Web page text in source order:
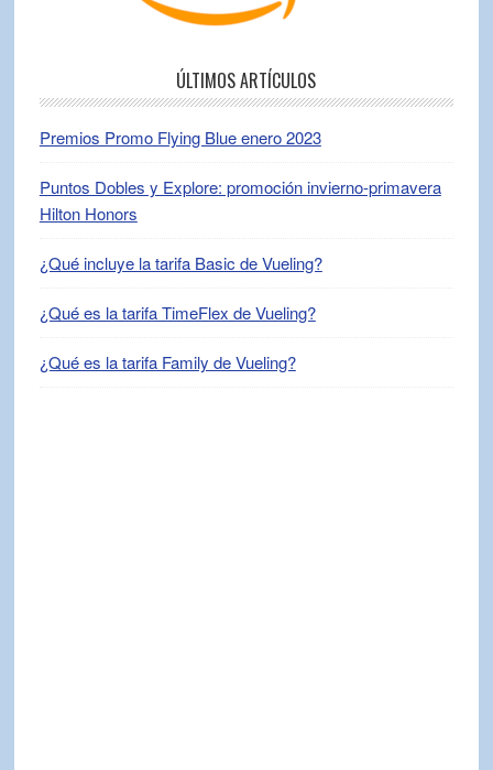
ÚLTIMOS ARTÍCULOS
Premios Promo Flying Blue enero 2023
Puntos Dobles y Explore: promoción invierno-primavera
Hilton Honors
¿Qué incluye la tarifa Basic de Vueling?
¿Qué es la tarifa TimeFlex de Vueling?
¿Qué es la tarifa Family de Vueling?